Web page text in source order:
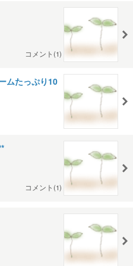
コメント(1)
ムたっぷり10
コメント(1)